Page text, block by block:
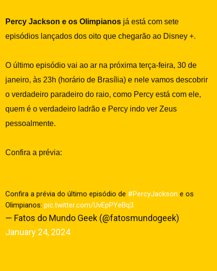
Percy Jackson e os Olimpianos já está com sete
episódios lançados dos oito que chegarão ao Disney +.
O último episódio vai ao ar na próxima terça-feira, 30 de
janeiro, às 23h (horário de Brasília) e nele vamos descobrir
o verdadeiro paradeiro do raio, como Percy está com ele,
quem é o verdadeiro ladrão e Percy indo ver Zeus
pessoalmente.
Confira a prévia:
Confira a prévia do último episódio de #PercyJackson e os
Olimpianos:pic.twitter.com/UvEpPYeBq3
— Fatos do Mundo Geek (@fatosmundogeek)
January 24, 2024